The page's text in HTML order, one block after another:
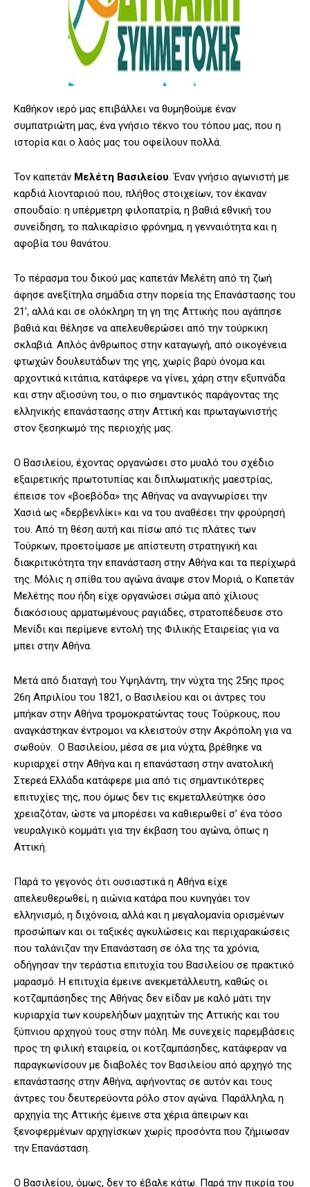
Καθήκον ιερό μας επιβάλλει να θυμηθούμε έναν
συμπατριώτη μας, ένα γνήσιο τέκνο του τόπου μας, που η
ιστορία και ο λαός μας του οφείλουν πολλά.
Τον καπετάν Μελέτη Βασιλείου. Έναν γνήσιο αγωνιστή με
καρδιά λιονταριού που, πλήθος στοιχείων, τον έκαναν
σπουδαίο: η υπέρμετρη φιλοπατρία, η βαθιά εθνική του
συνείδηση, το παλικαρίσιο φρόνημα, η γενναιότητα και η
αφοβία του θανάτου.
Το πέρασμα του δικού μας καπετάν Μελέτη από τη ζωή
άφησε ανεξίτηλα σημάδια στην πορεία της Επανάστασης του
21’, αλλά και σε ολόκληρη τη γη της Αττικής που αγάπησε
βαθιά και θέλησε να απελευθερώσει από την τούρκικη
σκλαβιά. Απλός άνθρωπος στην καταγωγή, από οικογένεια
φτωχών δουλευτάδων της γης, χωρίς βαρύ όνομα και
αρχοντικά κιτάπια, κατάφερε να γίνει, χάρη στην εξυπνάδα
και στην αξιοσύνη του, ο πιο σημαντικός παράγοντας της
ελληνικής επανάστασης στην Αττική και πρωταγωνιστής
στον ξεσηκωμό της περιοχής μας.
Ο Βασιλείου, έχοντας οργανώσει στο μυαλό του σχέδιο
εξαιρετικής πρωτοτυπίας και διπλωματικής μαεστρίας,
έπεισε τον «βοεβόδα» της Αθήνας να αναγνωρίσει την
Χασιά ως «δερβενλίκι» και να του αναθέσει την φρούρησή
του. Από τη θέση αυτή και πίσω από τις πλάτες των
Τούρκων, προετοίμασε με απίστευτη στρατηγική και
διακριτικότητα την επανάσταση στην Αθήνα και τα περίχωρά
της. Μόλις η σπίθα του αγώνα άναψε στον Μοριά, ο Καπετάν
Μελέτης που ήδη είχε οργανώσει σώμα από χίλιους
διακόσιους αρματωμένους ραγιάδες, στρατοπέδευσε στο
Μενίδι και περίμενε εντολή της Φιλικής Εταιρείας για να
μπει στην Αθήνα.
Μετά από διαταγή του Υψηλάντη, την νύχτα της 25ης προς
26η Απριλίου του 1821, ο Βασιλείου και οι άντρες του
μπήκαν στην Αθήνα τρομοκρατώντας τους Τούρκους, που
αναγκάστηκαν έντρομοι να κλειστούν στην Ακρόπολη για να
σωθούν. Ο Βασιλείου, μέσα σε μια νύχτα, βρέθηκε να
κυριαρχεί στην Αθήνα και η επανάσταση στην ανατολική
Στερεά Ελλάδα κατάφερε μια από τις σημαντικότερες
επιτυχίες της, που όμως δεν τις εκμεταλλεύτηκε όσο
χρειαζόταν, ώστε να μπορέσει να καθιερωθεί σ’ ένα τόσο
νευραλγικό κομμάτι για την έκβαση του αγώνα, όπως η
Αττική.
Παρά το γεγονός ότι ουσιαστικά η Αθήνα είχε
απελευθερωθεί, η αιώνια κατάρα που κυνηγάει τον
ελληνισμό, η διχόνοια, αλλά και η μεγαλομανία ορισμένων
προσώπων και οι ταξικές αγκυλώσεις και περιχαρακώσεις
που ταλάνιζαν την Επανάσταση σε όλα της τα χρόνια,
οδήγησαν την τεράστια επιτυχία του Βασιλείου σε πρακτικό
μαρασμό. Η επιτυχία έμεινε ανεκμετάλλευτη, καθώς οι
κοτζαμπάσηδες της Αθήνας δεν είδαν με καλό μάτι την
κυριαρχία των κουρελήδων μαχητών της Αττικής και του
ξύπνιου αρχηγού τους στην πόλη. Με συνεχείς παρεμβάσεις
προς τη φιλική εταιρεία, οι κοτζαμπάσηδες, κατάφεραν να
παραγκωνίσουν με διαβολές τον Βασιλείου από αρχηγό της
επανάστασης στην Αθήνα, αφήνοντας σε αυτόν και τους
άντρες του δευτερεύοντα ρόλο στον αγώνα. Παράλληλα, η
αρχηγία της Αττικής έμεινε στα χέρια άπειρων και
ξενοφερμένων αρχηγίσκων χωρίς προσόντα που ζήμιωσαν
την Επανάσταση.
Ο Βασιλείου, όμως, δεν το έβαλε κάτω. Παρά την πικρία του